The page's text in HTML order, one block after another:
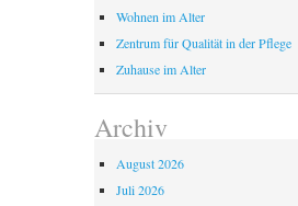
Wohnen im Alter
Zentrum für Qualität in der Pflege
Zuhause im Alter
Archiv
August 2026
Juli 2026